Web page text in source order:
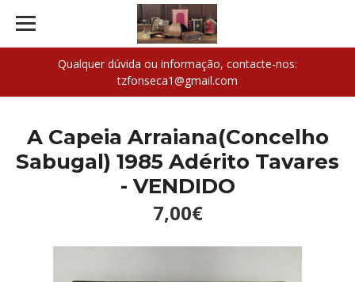
Qualquer dúvida ou informação, contacte-nos:
tzfonseca1@gmail.com
A Capeia Arraiana(Concelho
Sabugal) 1985 Adérito Tavares
- VENDIDO
7,00€